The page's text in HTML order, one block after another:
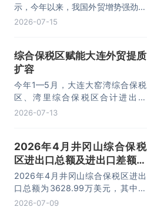
示，今年以来，我国外贸增势强劲、
走势稳健。据海关统计，今年上半
14.73万亿元，增长13.4%，进口
10.74万亿元，增长22.1%。
2026-07-15
综合保税区赋能大连外贸提质
扩容
今年1—5月，大连大窑湾综合保税
区、湾里综合保税区合计进出口
332.22亿元，同比增长21%，占大
台。
2026-07-13
2026年4月井冈山综合保税
区进出口总额及进出口差额统
计分析
2026年4月井冈山综合保税区进出
口总额为3628.99万美元，其中：
出口额为1562.95万美元，进口额为
2026-07-09